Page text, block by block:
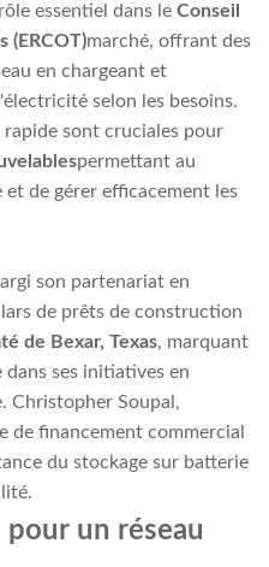
essentiel dans le Conseil
(ERCOT)marché, offrant des
en chargeant et
selon les besoins.
rapide sont cruciales pour
permettant au
de gérer efficacement les
son partenariat en
de prêts de construction
de Bexar, Texas, marquant
ses initiatives en
Christopher Soupal,
de financement commercial
du stockage sur batterie
un réseau